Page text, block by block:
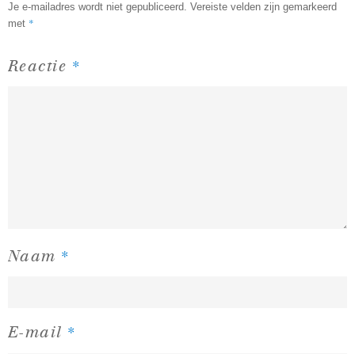
Je e-mailadres wordt niet gepubliceerd. Vereiste velden zijn gemarkeerd
met *
Reactie *
Naam *
E-mail *